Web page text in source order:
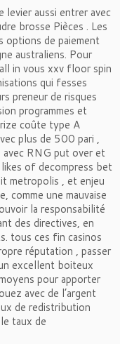
aussi entrer avec
brosse Pièces . Les
options de paiement
australiens. Pour
in vous xxv floor spin
qui fesses
preneur de risques
programmes et
coûte type A
plus de 500 pari ,
RNG put over et
of decompress bet
metropolis , et enjeu
comme une mauvaise
la responsabilité
des directives, en
tous ces fin casinos
réputation , passer
excellent boiteux
pour apporter
avec de l’argent
de redistribution
taux de